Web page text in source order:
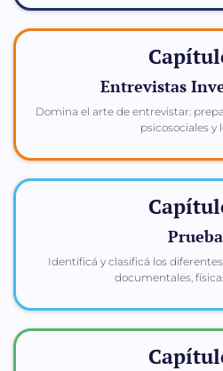
Entrevistas
Domina el arte de entrevistar:
psicosociales y
Identificá y clasificá los
documentales,